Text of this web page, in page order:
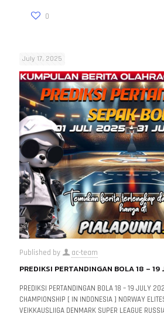
0
July 17, 2025
Published by ac-team
PREDIKSI PERTANDINGAN BOLA 18 – 19
PREDIKSI PERTANDINGAN BOLA 18 – 19 JULY
CHAMPIONSHIP [ IN INDONESIA ] NORWAY
VEIKKAUSLIIGA DENMARK SUPER LEAGUE